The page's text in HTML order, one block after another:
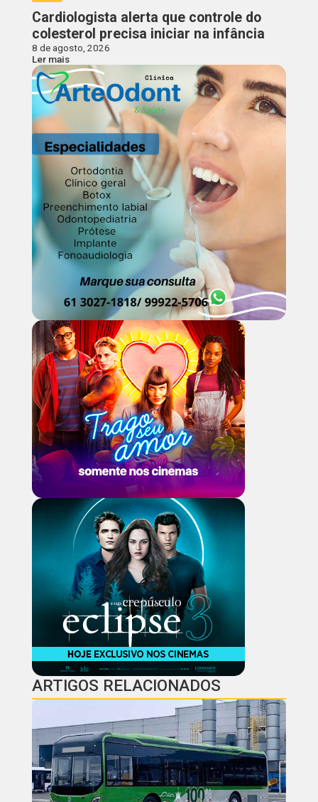
Cardiologista alerta que controle do
colesterol precisa iniciar na infância
8 de agosto, 2026
Ler mais
ARTIGOS RELACIONADOS